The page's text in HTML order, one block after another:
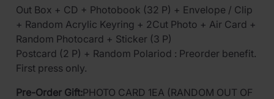
Out Box + CD + Photobook (32 P) + Envelope / Clip
+ Random Acrylic Keyring + 2Cut Photo + Air Card +
Random Photocard + Sticker (3 P)
Postcard (2 P) + Random Polariod : Preorder benefit.
First press only.
Pre-Order Gift:PHOTO CARD 1EA (RANDOM OUT OF